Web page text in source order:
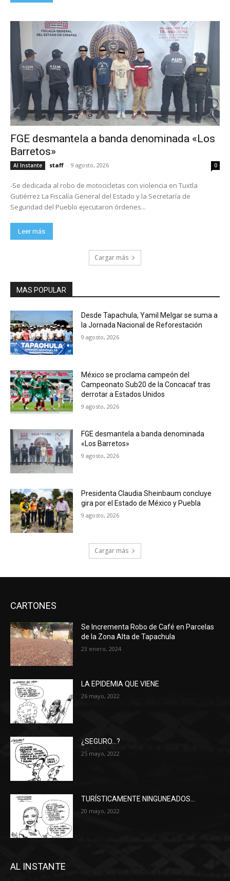
FGE desmantela a banda denominada «Los
Barretos»
Al Instante staff - 9 agosto, 2026 0
-Se dedicada al robo de motocicletas con violencia en Tuxtla
Gutiérrez La Fiscalía General del Estado y la Secretaría de
Seguridad del Pueblo ejecutaron órdenes...
Leer más
Cargar más
MAS POPULAR
Desde Tapachula, Yamil Melgar se suma a
la Jornada Nacional de Reforestación
9 agosto, 2026
México se proclama campeón del
Campeonato Sub20 de la Concacaf tras
derrotar a Estados Unidos
9 agosto, 2026
FGE desmantela a banda denominada
«Los Barretos»
9 agosto, 2026
Presidenta Claudia Sheinbaum concluye
gira por el Estado de México y Puebla
9 agosto, 2026
Cargar más
CARTONES
Se Incrementa Robo de Café en Parcelas
de la Zona Alta de Tapachula
23 enero, 2024
LA EPIDEMIA QUE VIENE
26 mayo, 2022
¿SEGURO…?
25 mayo, 2022
TURÍSTICAMENTE NINGUNEADOS…
20 mayo, 2022
AL INSTANTE